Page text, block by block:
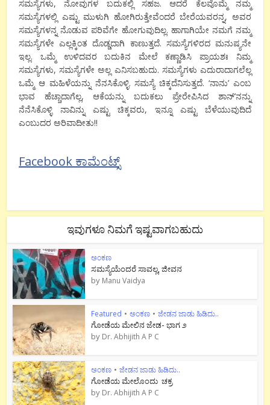
ಸಮಸ್ಯೆಗಳು, ನೋವುಗಳ ಬದುಕಲ್ಲಿ ಸಹಜ. ಆದರೆ ಕೆಲವೊಮ್ಮೆ ನಮ್ಮ
ಸಮಸ್ಯೆಗಳಲ್ಲಿ ಎಷ್ಟು ಮುಳುಗಿ ಹೋಗಿರುತ್ತೇವೆಂದರೆ ಬೇರೆಯವರನ್ನ, ಅವರ
ಸಮಸ್ಯೆಗಳನ್ನ ನೊಡುವ ಪರಿವೆಗೇ ಹೋಗುವುದಿಲ್ಲ. ಹಾಗಾಗಿಯೇ ನಮಗೆ ನಮ್ಮ
ಸಮಸ್ಯೆಗಳೇ ಎಲ್ಲಕ್ಕಿಂತ ದೊಡ್ಡದಾಗಿ ಕಾಣುತ್ತದೆ. ಸಮಸ್ಯೆಗಳಿರದ ಮನುಷ್ಯನೇ
ಇಲ್ಲ. ಒಮ್ಮೆ ಉಳಿದವರ ಬದುಕಿನ ಮೇಲೆ ಕಣ್ಣಾಡಿಸಿ ಪ್ರಾಯಶಃ ನಿಮ್ಮ
ಸಮಸ್ಯೆಗಳು, ಸಮಸ್ಯೆಗಳೇ ಅಲ್ಲ ಎನಿಸಬಹುದು. ಸಮಸ್ಯೆಗಳು ಎದುರಾದಾಗಲೆಲ್ಲ
ಒಮ್ಮೆ ಆ ಮಹಿಳೆಯನ್ನು ನೆನಸಿಕೊಳ್ಳಿ. ಸಮಸ್ಯೆ ಚಿಕ್ಕದೆನಿಸುತ್ತದೆ. ‘ನಾನು’ ಎಂಬ
ಭಾವ ಹೆಚ್ಚಾದಾಗೆಲ್ಲ, ಆಕೆಯನ್ನು ಬದುಕಲು ಪ್ರೇರೇಪಿಸಿದ ಶಾನ್’ನನ್ನು
ನೆನೆಸಿಕೊಳ್ಳಿ ನಾವಿನ್ನು ಎಷ್ಟು ಚಿಕ್ಕವರು, ಇನ್ನೂ ಎಷ್ಟು ಬೆಳೆಯುವುದಿದೆ
ಎಂಬುದರ ಅರಿವಾದೀತು!!
Facebook ಕಾಮೆಂಟ್ಸ್
ಇವುಗಳೂ ನಿಮಗೆ ಇಷ್ಟವಾಗಬಹುದು
ಅಂಕಣ
ಸಮಸ್ಯೆಯೆಂದರೆ ಸಾವಲ್ಲ, ಜೀವನ
by Manu Vaidya
Featured • ಅಂಕಣ • ಜೇಡನ ಜಾಡು ಹಿಡಿದು..
ಗೋಡೆಯ ಮೇಲಿನ ಜೇಡ- ಭಾಗ ೨
by Dr. Abhijith A P C
ಅಂಕಣ • ಜೇಡನ ಜಾಡು ಹಿಡಿದು..
ಗೋಡೆಯ ಮೇಲೊಂದು ಚಕ್ರ
by Dr. Abhijith A P C